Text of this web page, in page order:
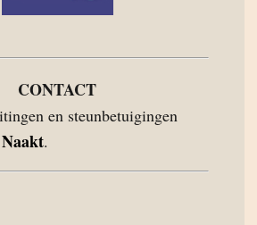
CONTACT
en steunbetuigingen
.